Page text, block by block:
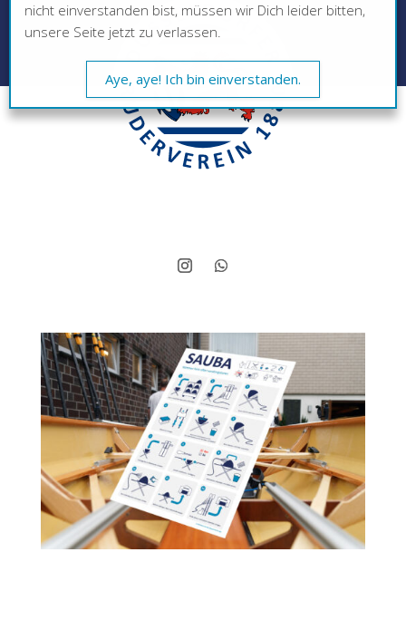
nicht einverstanden bist, müssen wir Dich leider bitten,
unsere Seite jetzt zu verlassen.
Aye, aye! Ich bin einverstanden.